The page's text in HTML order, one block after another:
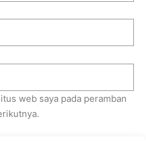
web saya pada peramban